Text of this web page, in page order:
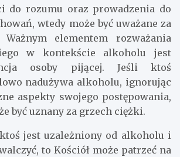
do rozumu oraz prowadzenia do
wtedy może być uważane za
elementem rozważania
w kontekście alkoholu jest
osoby pijącej. Jeśli ktoś
nadużywa alkoholu, ignorując
aspekty swojego postępowania,
być uznany za grzech ciężki.
jest uzależniony od alkoholu i
to Kościół może patrzeć na